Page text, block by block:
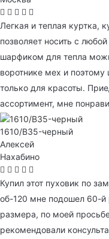
Легкая и теплая куртка,
позволяет носить с
шарфиком для тепла
воротнике мех и
только для красоты.
ассортимент, мне
1610/B35-черный
Алексей
Нахабино
Купил этот пуховик по
об-120 мне подошел 60-й
размера, по моей
рекомендовали